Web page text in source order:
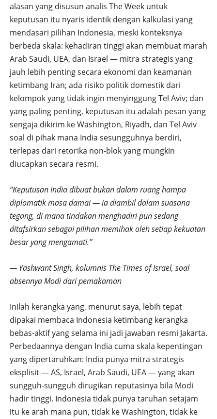
alasan yang disusun analis The Week untuk
keputusan itu nyaris identik dengan kalkulasi yang
mendasari pilihan Indonesia, meski konteksnya
berbeda skala: kehadiran tinggi akan membuat marah
Arab Saudi, UEA, dan Israel — mitra strategis yang
jauh lebih penting secara ekonomi dan keamanan
ketimbang Iran; ada risiko politik domestik dari
kelompok yang tidak ingin menyinggung Tel Aviv; dan
yang paling penting, keputusan itu adalah pesan yang
sengaja dikirim ke Washington, Riyadh, dan Tel Aviv
soal di pihak mana India sesungguhnya berdiri,
terlepas dari retorika non-blok yang mungkin
diucapkan secara resmi.
“Keputusan India dibuat bukan dalam ruang hampa
diplomatik masa damai — ia diambil dalam suasana
tegang, di mana tindakan menghadiri pun sedang
ditafsirkan sebagai pilihan memihak oleh setiap kekuatan
besar yang mengamati.”
— Yashwant Singh, kolumnis The Times of Israel, soal
absennya Modi dari pemakaman
Inilah kerangka yang, menurut saya, lebih tepat
dipakai membaca Indonesia ketimbang kerangka
bebas-aktif yang selama ini jadi jawaban resmi Jakarta.
Perbedaannya dengan India cuma skala kepentingan
yang dipertaruhkan: India punya mitra strategis
eksplisit — AS, Israel, Arab Saudi, UEA — yang akan
sungguh-sungguh dirugikan reputasinya bila Modi
hadir tinggi. Indonesia tidak punya taruhan setajam
itu ke arah mana pun, tidak ke Washington, tidak ke